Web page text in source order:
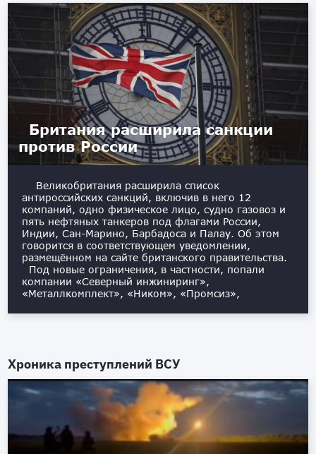
Британия расширила санкции
против России
Великобритания расширила список
антироссийских санкций, включив в него 12
компаний, одно физическое лицо, судно газовоз и
пять нефтяных танкеров под флагами России,
Индии, Сан-Марино, Барбадоса и Палау. Об этом
говорится в соответствующем уведомлении,
размещённом на сайте британского правительства.
Под новые ограничения, в частности, попали
компании «Северный инжиниринг»,
«Металлкомплект», «Ником», «Промсиз»,
Хроника преступлений ВСУ